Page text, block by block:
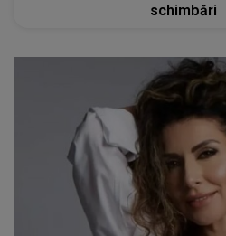
schimbări